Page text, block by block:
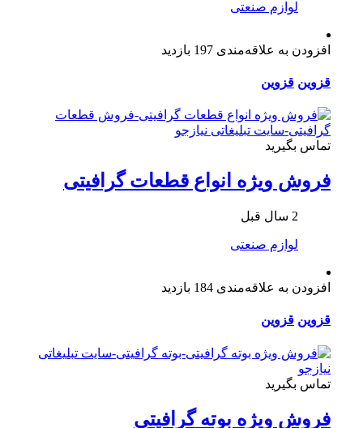
لوازم صنعتی
افزودن به علاقه‌مندی 197 بازدید
قزوین قزوین
تماس بگیرید
فروش ویژه انواع قطعات گرافیتی
2 سال قبل
لوازم صنعتی
افزودن به علاقه‌مندی 184 بازدید
قزوین قزوین
تماس بگیرید
فروش ویژه بوته گرافیتی